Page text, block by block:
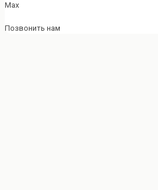
Max
Позвонить нам